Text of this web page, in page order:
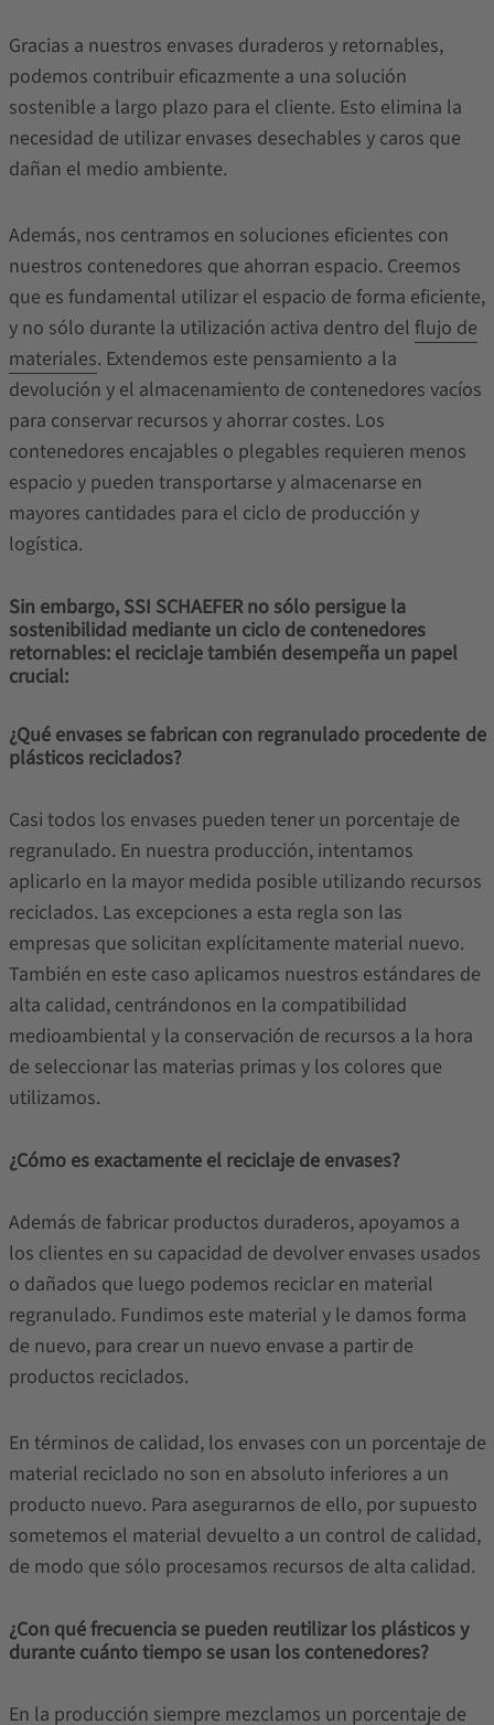
Gracias a nuestros envases duraderos y retornables,
podemos contribuir eficazmente a una solución
sostenible a largo plazo para el cliente. Esto elimina la
necesidad de utilizar envases desechables y caros que
dañan el medio ambiente.
Además, nos centramos en soluciones eficientes con
nuestros contenedores que ahorran espacio. Creemos
que es fundamental utilizar el espacio de forma eficiente,
y no sólo durante la utilización activa dentro del flujo de
materiales. Extendemos este pensamiento a la
devolución y el almacenamiento de contenedores vacíos
para conservar recursos y ahorrar costes. Los
contenedores encajables o plegables requieren menos
espacio y pueden transportarse y almacenarse en
mayores cantidades para el ciclo de producción y
logística.
Sin embargo, SSI SCHAEFER no sólo persigue la
sostenibilidad mediante un ciclo de contenedores
retornables: el reciclaje también desempeña un papel
crucial:
¿Qué envases se fabrican con regranulado procedente de
plásticos reciclados?
Casi todos los envases pueden tener un porcentaje de
regranulado. En nuestra producción, intentamos
aplicarlo en la mayor medida posible utilizando recursos
reciclados. Las excepciones a esta regla son las
empresas que solicitan explícitamente material nuevo.
También en este caso aplicamos nuestros estándares de
alta calidad, centrándonos en la compatibilidad
medioambiental y la conservación de recursos a la hora
de seleccionar las materias primas y los colores que
utilizamos.
¿Cómo es exactamente el reciclaje de envases?
Además de fabricar productos duraderos, apoyamos a
los clientes en su capacidad de devolver envases usados
o dañados que luego podemos reciclar en material
regranulado. Fundimos este material y le damos forma
de nuevo, para crear un nuevo envase a partir de
productos reciclados.
En términos de calidad, los envases con un porcentaje de
material reciclado no son en absoluto inferiores a un
producto nuevo. Para asegurarnos de ello, por supuesto
sometemos el material devuelto a un control de calidad,
de modo que sólo procesamos recursos de alta calidad.
¿Con qué frecuencia se pueden reutilizar los plásticos y
durante cuánto tiempo se usan los contenedores?
En la producción siempre mezclamos un porcentaje de